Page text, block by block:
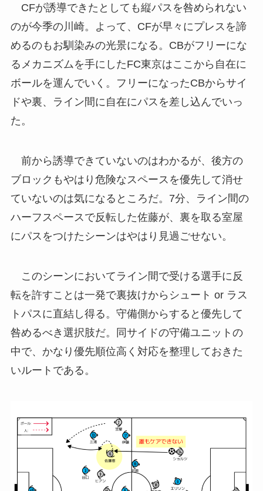
CFが誘導できたとしても縦パスを咎められない
のが今季の川崎。よって、CFが早々にプレスを諦
めるのもお馴染みの光景になる。CBがフリーにな
るメカニズムを手にしたFC東京はここから自在に
ボールを運んでいく。フリーになったCBからサイ
ドや裏、ライン間に自在にパスを差し込んでいっ
た。
前から誘導できていないのはわかるが、後方の
ブロックもやはり危険なスペースを優先して消せ
ていないのは気になるところだ。7分、ライン間の
ハーフスペースで反転した佐藤が、裏を取る室屋
にパスをつけたシーンはやはり見過ごせない。
このシーンにおいてライン間で受ける選手に反
転を許すことは一発で裏抜けからシュート or ラス
トパスに直結し得る。守備側からすると優先して
咎めるべき選択肢だ。同サイドの守備ユニットの
中で、かなり優先順位高く対応を整理しておきた
いルートである。